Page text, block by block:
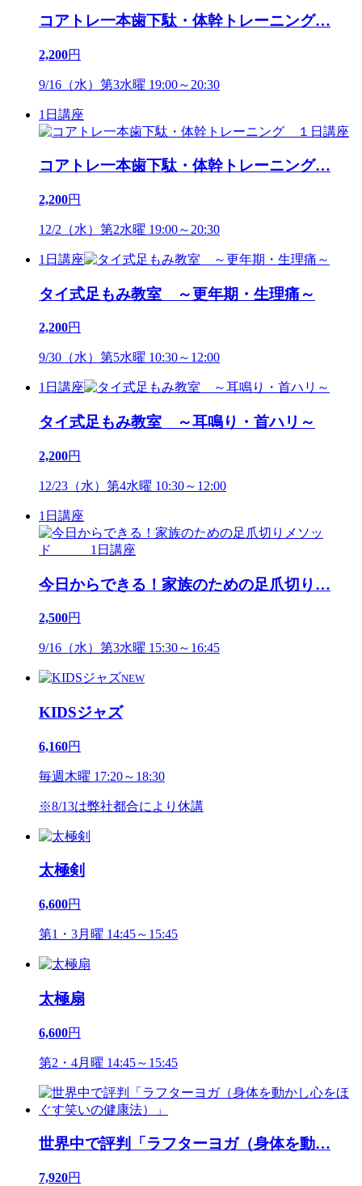
コアトレ一本歯下駄・体幹トレーニング…
2,200円
9/16（水）第3水曜 19:00～20:30
1日講座
コアトレ一本歯下駄・体幹トレーニング…
2,200円
12/2（水）第2水曜 19:00～20:30
1日講座
タイ式足もみ教室 ～更年期・生理痛～
2,200円
9/30（水）第5水曜 10:30～12:00
1日講座
タイ式足もみ教室 ～耳鳴り・首ハリ～
2,200円
12/23（水）第4水曜 10:30～12:00
1日講座
今日からできる！家族のための足爪切り …
2,500円
9/16（水）第3水曜 15:30～16:45
NEW
KIDSジャズ
6,160円
毎週木曜 17:20～18:30
※8/13は弊社都合により休講
太極剣
6,600円
第1・3月曜 14:45～15:45
太極扇
6,600円
第2・4月曜 14:45～15:45
世界中で評判「ラフターヨガ（身体を動…
7,920円